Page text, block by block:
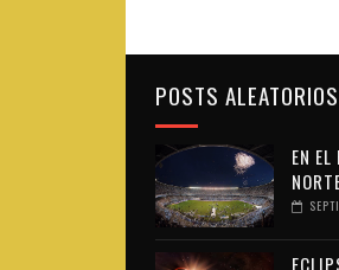
POSTS ALEATORIOS
EN